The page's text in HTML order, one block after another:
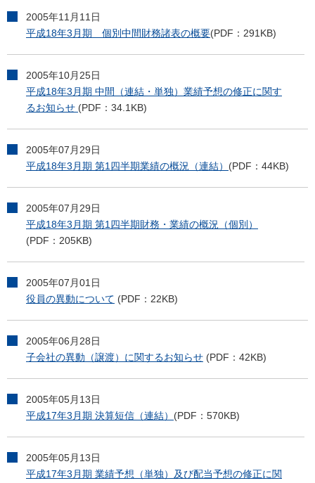
2005年11月11日
平成18年3月期 個別中間財務諸表の概要(PDF：291KB)
2005年10月25日
平成18年3月期 中間（連結・単独）業績予想の修正に関す
るお知らせ (PDF：34.1KB)
2005年07月29日
平成18年3月期 第1四半期業績の概況（連結） (PDF：44KB)
2005年07月29日
平成18年3月期 第1四半期財務・業績の概況（個別）
(PDF：205KB)
2005年07月01日
役員の異動について (PDF：22KB)
2005年06月28日
子会社の異動（譲渡）に関するお知らせ (PDF：42KB)
2005年05月13日
平成17年3月期 決算短信（連結） (PDF：570KB)
2005年05月13日
平成17年3月期 業績予想（単独）及び配当予想の修正に関